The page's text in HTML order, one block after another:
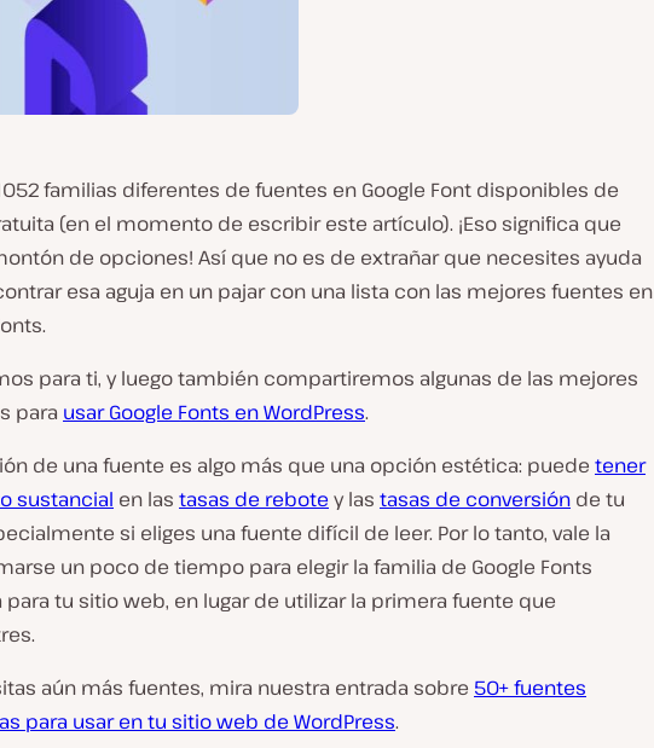
familias diferentes de fuentes en Google Font disponibles de
(en el momento de escribir este artículo). ¡Eso significa que
de opciones! Así que no es de extrañar que necesites ayuda
esa aguja en un pajar con una lista con las mejores fuentes en
para ti, y luego también compartiremos algunas de las mejores
para usar Google Fonts en WordPress.
de una fuente es algo más que una opción estética: puede tener
sustancial en las tasas de rebote y las tasas de conversión de tu
si eliges una fuente difícil de leer. Por lo tanto, vale la
un poco de tiempo para elegir la familia de Google Fonts
tu sitio web, en lugar de utilizar la primera fuente que
aún más fuentes, mira nuestra entrada sobre 50+ fuentes
para usar en tu sitio web de WordPress.